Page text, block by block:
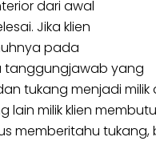
dari awal
Jika klien
pada
tanggungjawab yang
tukang menjadi
lain milik klien
memberitahu tukang,